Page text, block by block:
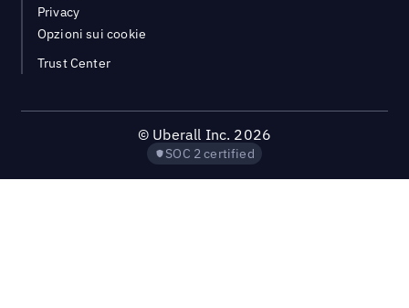
Privacy
Opzioni sui cookie
Trust Center
© Uberall Inc. 2026
SOC 2 certified